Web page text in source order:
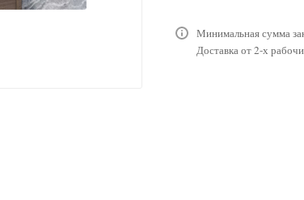
Минимальная сумма
Доставка от 2-х